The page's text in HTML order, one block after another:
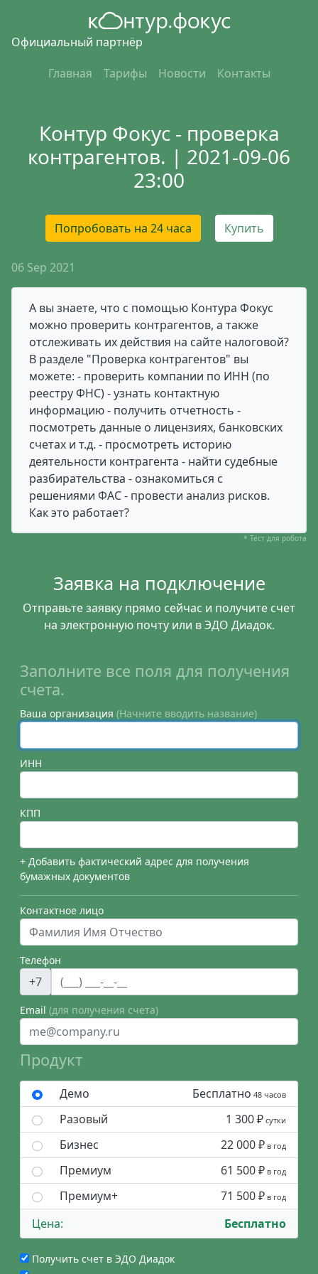
Официальный партнёр
Главная
Тарифы Новости Контакты
Контур Фокус - проверка
контрагентов. | 2021-09-06
23:00
Попробовать на 24 часа Купить
06 Sep 2021
А вы знаете, что с помощью Контура Фокус
можно проверить контрагентов, а также
отслеживать их действия на сайте налоговой?
В разделе "Проверка контрагентов" вы
можете: - проверить компании по ИНН (по
реестру ФНС) - узнать контактную
информацию - получить отчетность -
посмотреть данные о лицензиях, банковских
счетах и т.д. - просмотреть историю
деятельности контрагента - найти судебные
разбирательства - ознакомиться с
решениями ФАС - провести анализ рисков.
Как это работает?
* Тест для робота
Заявка на подключение
Отправьте заявку прямо сейчас и получите счет
на электронную почту или в ЭДО Диадок.
Заполните все поля для получения
счета.
Ваша организация (Начните вводить название)
ИНН
КПП
+ Добавить фактический адрес для получения
бумажных документов
Контактное лицо
Телефон
+7
Email (для получения счета)
Продукт
Демо Бесплатно 48 часов
Разовый 1 300 ₽ сутки
Бизнес 22 000 ₽ в год
Премиум 61 500 ₽ в год
Премиум+ 71 500 ₽ в год
Цена: Бесплатно
Получить счет в ЭДО Диадок